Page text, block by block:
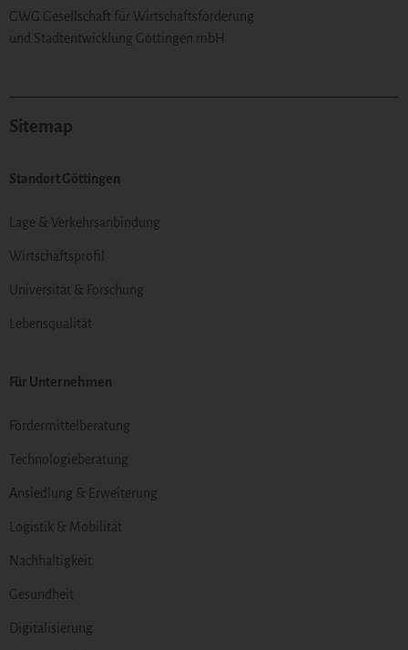
GWG Gesellschaft für Wirtschaftsförderung
und Stadtentwicklung Göttingen mbH
Sitemap
Standort Göttingen
Lage & Verkehrsanbindung
Wirtschaftsprofil
Universität & Forschung
Lebensqualität
Für Unternehmen
Fördermittelberatung
Technologieberatung
Ansiedlung & Erweiterung
Logistik & Mobilität
Nachhaltigkeit
Gesundheit
Digitalisierung